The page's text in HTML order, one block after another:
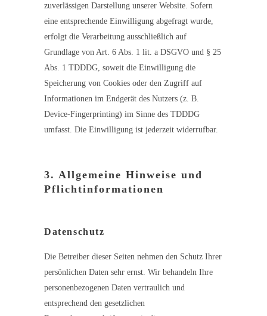
zuverlässigen Darstellung unserer Website. Sofern
eine entsprechende Einwilligung abgefragt wurde,
erfolgt die Verarbeitung ausschließlich auf
Grundlage von Art. 6 Abs. 1 lit. a DSGVO und § 25
Abs. 1 TDDDG, soweit die Einwilligung die
Speicherung von Cookies oder den Zugriff auf
Informationen im Endgerät des Nutzers (z. B.
Device-Fingerprinting) im Sinne des TDDDG
umfasst. Die Einwilligung ist jederzeit widerrufbar.
3. Allgemeine Hinweise und
Pflicht­informationen
Datenschutz
Die Betreiber dieser Seiten nehmen den Schutz Ihrer
persönlichen Daten sehr ernst. Wir behandeln Ihre
personenbezogenen Daten vertraulich und
entsprechend den gesetzlichen